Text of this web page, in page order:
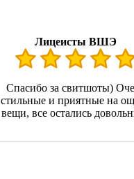
Лицеисты ВШЭ
Спасибо за свитшоты)
стильные и приятные на
вещи, все остались